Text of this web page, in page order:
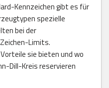
Kennzeichen gibt es für
spezielle
bei der
Limits.
sie bieten und wo
Dill-Kreis reservieren